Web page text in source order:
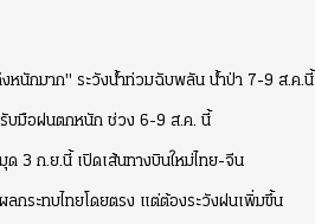
หนักมาก" ระวังน้ำท่วมฉับพลัน น้ำป่า 7-9 ส.ค.นี้
บมือฝนตกหนัก ช่วง 6-9 ส.ค. นี้
ด 3 ก.ย.นี้ เปิดเส้นทางบินใหม่ไทย-จีน
กระทบไทยโดยตรง แต่ต้องระวังฝนเพิ่มขึ้น